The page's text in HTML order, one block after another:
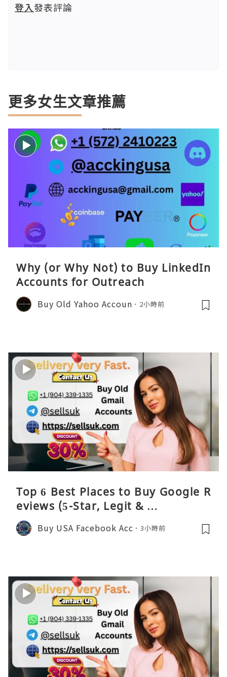
登入發表評論
更多女生文章推薦
Why (or Why Not) to Buy LinkedIn
Accounts for Outreach
Buy Old Yahoo Accoun 2小時前
Top 6 Best Places to Buy Google R
eviews (5-Star, Legit & …
Buy USA Facebook Acc 3小時前